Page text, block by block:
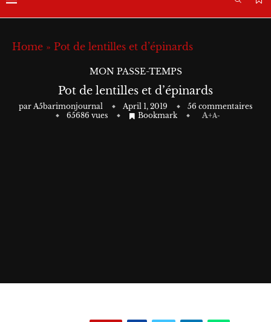
Home » Pot de lentilles et d’épinards
MON PASSE-TEMPS
Pot de lentilles et d’épinards
par A5barimonjournal April 1, 2019
56 commentaires
65686 vues Bookmark A+A-